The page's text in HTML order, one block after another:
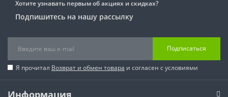
Хотите узнавать первым об акциях и скидках?
Подпишитесь на нашу рассылку
Подписаться
Я прочитал Возврат и обмен товара и согласен с условиями
Информация